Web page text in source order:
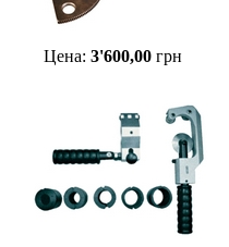
Цена: 3'600,00 грн